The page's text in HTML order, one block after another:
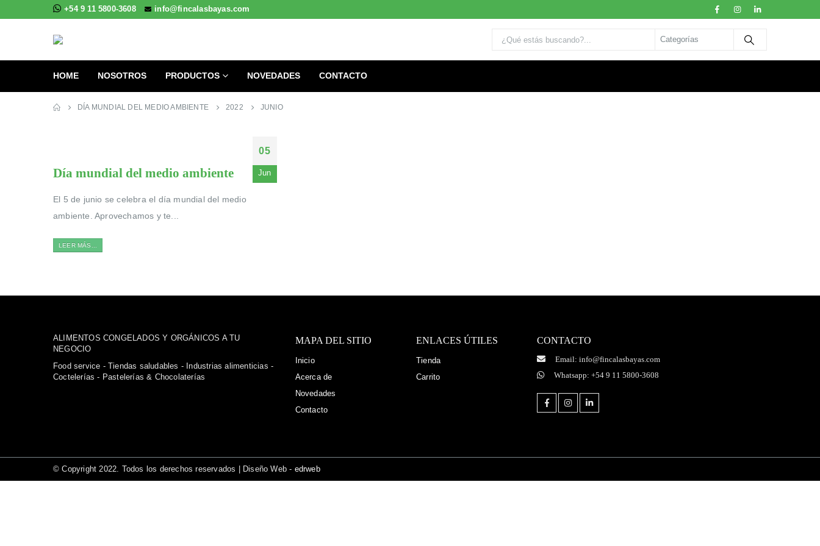
+54 9 11 5800-3608 info@fincalasbayas.com
HOME NOSOTROS PRODUCTOS NOVEDADES CONTACTO
DÍA MUNDIAL DEL MEDIO AMBIENTE 2022 JUNIO
05
Jun
Día mundial del medio ambiente
El 5 de junio se celebra el día mundial del medio
ambiente. Aprovechamos y te...
LEER MÁS...
ALIMENTOS CONGELADOS Y ORGÁNICOS A TU
NEGOCIO
Food service - Tiendas saludables - Industrias alimenticias -
Coctelerías - Pastelerías & Chocolaterías
MAPA DEL SITIO
Inicio
Acerca de
Novedades
Contacto
ENLACES ÚTILES
Tienda
Carrito
CONTACTO
Email: info@fincalasbayas.com
Whatsapp: +54 9 11 5800-3608
© Copyright 2022. Todos los derechos reservados | Diseño Web - edrweb